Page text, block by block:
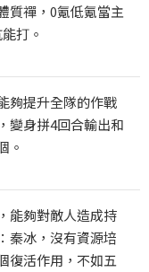
質禪，0氪低氪當主
打。
夠提升全隊的作戰
變身拼4回合輸出和
。
能夠對敵人造成持
秦冰，沒有資源培
復活作用，不如五